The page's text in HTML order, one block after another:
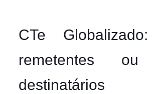
CTe
remetentes ou
destinatários